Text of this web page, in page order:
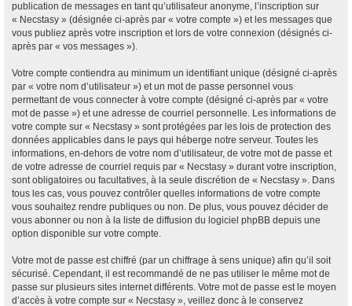
publication de messages en tant qu’utilisateur anonyme, l’inscription sur
« Necstasy » (désignée ci-après par « votre compte ») et les messages que
vous publiez après votre inscription et lors de votre connexion (désignés ci-
après par « vos messages »).
Votre compte contiendra au minimum un identifiant unique (désigné ci-après
par « votre nom d’utilisateur ») et un mot de passe personnel vous
permettant de vous connecter à votre compte (désigné ci-après par « votre
mot de passe ») et une adresse de courriel personnelle. Les informations de
votre compte sur « Necstasy » sont protégées par les lois de protection des
données applicables dans le pays qui héberge notre serveur. Toutes les
informations, en-dehors de votre nom d’utilisateur, de votre mot de passe et
de votre adresse de courriel requis par « Necstasy » durant votre inscription,
sont obligatoires ou facultatives, à la seule discrétion de « Necstasy ». Dans
tous les cas, vous pouvez contrôler quelles informations de votre compte
vous souhaitez rendre publiques ou non. De plus, vous pouvez décider de
vous abonner ou non à la liste de diffusion du logiciel phpBB depuis une
option disponible sur votre compte.
Votre mot de passe est chiffré (par un chiffrage à sens unique) afin qu’il soit
sécurisé. Cependant, il est recommandé de ne pas utiliser le même mot de
passe sur plusieurs sites internet différents. Votre mot de passe est le moyen
d’accès à votre compte sur « Necstasy », veillez donc à le conservez